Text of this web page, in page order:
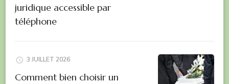
juridique accessible par
téléphone
3 JUILLET 2026
Comment bien choisir un